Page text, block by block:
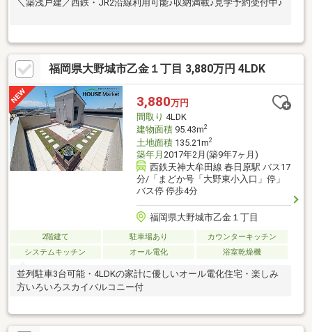
＼築浅戸建／西鉄・JR2沿線利用可能♪収納満載♪見学予約受付中♪
福岡県大野城市乙金１丁目 3,880万円 4LDK
3,880万円
間取り 4LDK
建物面積95.43m2
土地面積135.21m2
築年月 2017年2月(築9年7ヶ月)
西鉄天神大牟田線 春日原駅 バス17
分/「まどか号「大野東小入口」停」
バス停 停歩4分
福岡県大野城市乙金１丁目
2階建て 駐車場あり
カウンターキッチン
システムキッチン
オール電化 浴室乾燥機
並列駐車3台可能・4LDKの家計に優しいオール電化住宅・楽しみ
方いろいろスカイバルコニー付